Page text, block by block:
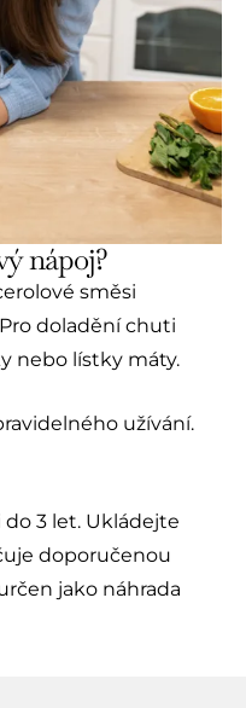
nápoj?
směsi
doladění chuti
nebo lístky máty.
užívání.
3 let. Ukládejte
doporučenou
jako náhrada